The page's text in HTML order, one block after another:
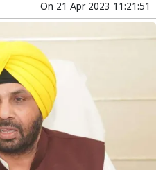
On 21 Apr 2023 11:21:51